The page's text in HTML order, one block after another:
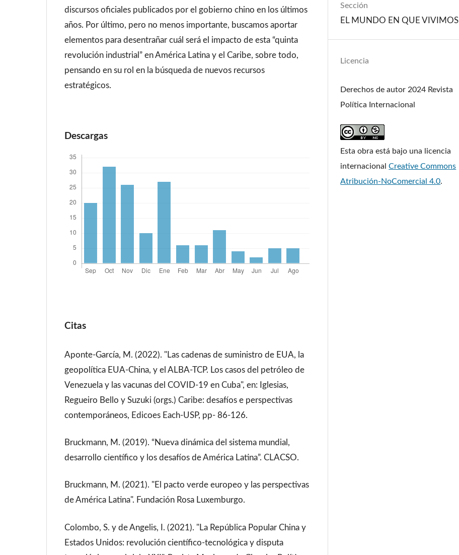
discursos oficiales publicados por el gobierno chino en los últimos
años. Por último, pero no menos importante, buscamos aportar
elementos para desentrañar cuál será el impacto de esta “quinta
revolución industrial” en América Latina y el Caribe, sobre todo,
pensando en su rol en la búsqueda de nuevos recursos
estratégicos.
Descargas
Citas
Aponte-García, M. (2022). "Las cadenas de suministro de EUA, la
geopolítica EUA-China, y el ALBA-TCP. Los casos del petróleo de
Venezuela y las vacunas del COVID-19 en Cuba", en: Iglesias,
Regueiro Bello y Suzuki (orgs.) Caribe: desafíos e perspectivas
contemporáneos, Edicoes Each-USP, pp- 86-126.
Bruckmann, M. (2019). “Nueva dinámica del sistema mundial,
desarrollo científico y los desafíos de América Latina”. CLACSO.
Bruckmann, M. (2021). "El pacto verde europeo y las perspectivas
de América Latina". Fundación Rosa Luxemburgo.
Colombo, S. y de Angelis, I. (2021). "La República Popular China y
Estados Unidos: revolución científico-tecnológica y disputa
Sección
EL MUNDO EN QUE VIVIMOS
Licencia
Derechos de autor 2024 Revista
Política Internacional
Esta obra está bajo una licencia
internacionalCreative Commons
Atribución-NoComercial 4.0.